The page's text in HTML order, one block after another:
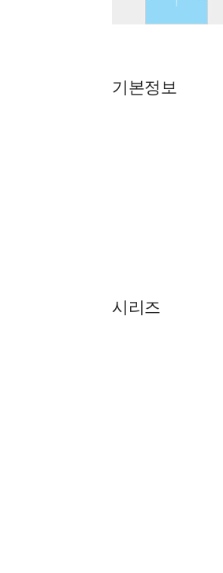
기본정보
시리즈